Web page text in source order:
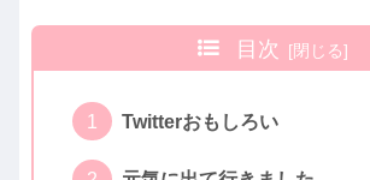
目次
Twitterおもしろい